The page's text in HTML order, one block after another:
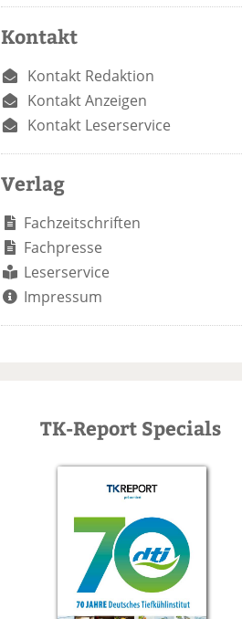
Kontakt
Kontakt Redaktion
Kontakt Anzeigen
Kontakt Leserservice
Verlag
Fachzeitschriften
Fachpresse
Leserservice
Impressum
TK-Report Specials